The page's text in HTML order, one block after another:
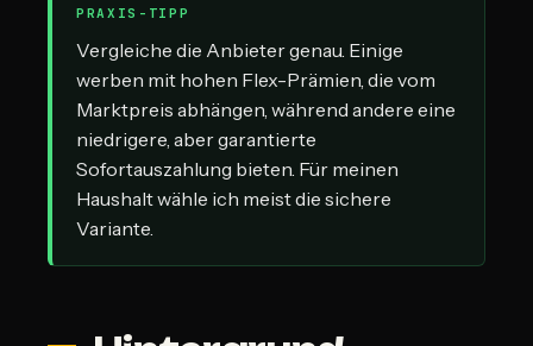
PRAXIS-TIPP
Vergleiche die Anbieter genau. Einige
werben mit hohen Flex-Prämien, die vom
Marktpreis abhängen, während andere eine
niedrigere, aber garantierte
Sofortauszahlung bieten. Für meinen
Haushalt wähle ich meist die sichere
Variante.